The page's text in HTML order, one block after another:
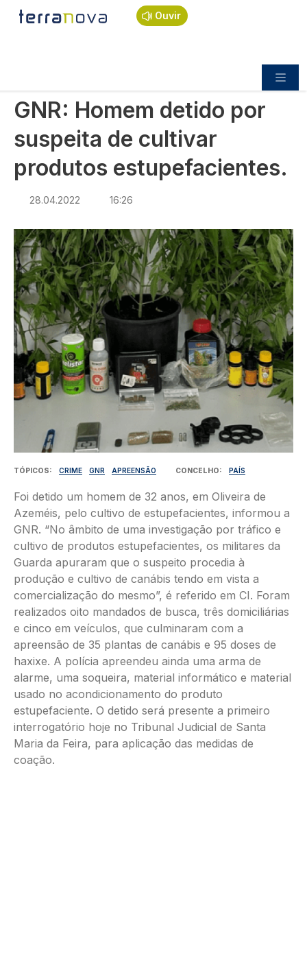
Passar para o conteúdo principal
Ouvir
Navegação estrutural
Início
Sociedade
GNR: Homem detido por suspeita de cultivar
GNR: Homem detido por
suspeita de cultivar
produtos estupefacientes.
28.04.2022 16:26
Imagem
TÓPICOS CRIME GNR APREENSÃO CONCELHO PAÍS
Foi detido um homem de 32 anos, em Oliveira de
Azeméis, pelo cultivo de estupefacientes, informou a
GNR. “No âmbito de uma investigação por tráfico e
cultivo de produtos estupefacientes, os militares da
Guarda apuraram que o suspeito procedia à
produção e cultivo de canábis tendo em vista a
comercialização do mesmo”, é referido em CI. Foram
realizados oito mandados de busca, três domiciliárias
e cinco em veículos, que culminaram com a
apreensão de 35 plantas de canábis e 95 doses de
haxixe. A polícia apreendeu ainda uma arma de
alarme, uma soqueira, material informático e material
usado no acondicionamento do produto
estupefaciente. O detido será presente a primeiro
interrogatório hoje no Tribunal Judicial de Santa
Maria da Feira, para aplicação das medidas de
coação.